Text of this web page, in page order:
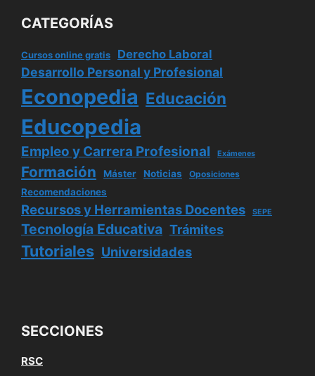
CATEGORÍAS
Cursos online gratis Derecho Laboral
Desarrollo Personal y Profesional
Econopedia Educación
Educopedia
Empleo y Carrera Profesional Exámenes
Formación Máster Noticias Oposiciones
Recomendaciones
Recursos y Herramientas Docentes SEPE
Tecnología Educativa Trámites
Tutoriales Universidades
SECCIONES
RSC